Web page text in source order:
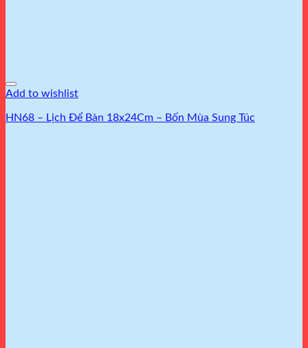
Add to wishlist
HN68 – Lịch Để Bàn 18x24Cm – Bốn Mùa Sung Túc